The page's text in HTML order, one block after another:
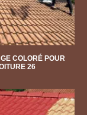
COLORÉ POUR
26